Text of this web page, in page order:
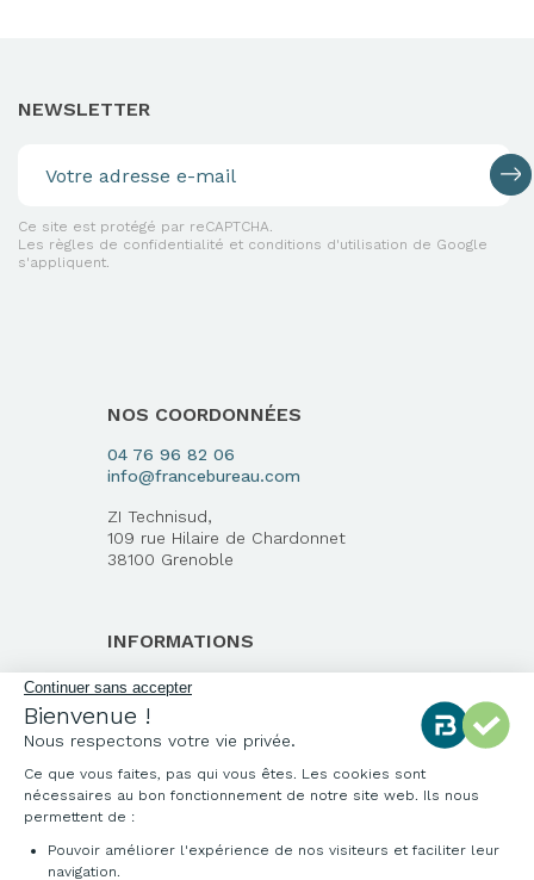
NEWSLETTER
Ce site est protégé par reCAPTCHA.
Les règles de confidentialité et conditions d'utilisation de Google
s'appliquent.
NOS COORDONNÉES
04 76 96 82 06
info@francebureau.com
ZI Technisud,
109 rue Hilaire de Chardonnet
38100 Grenoble
INFORMATIONS
Qui sommes-nous ?
Notre charte qualité
Environnement
Origine des produits
Livraison et installation